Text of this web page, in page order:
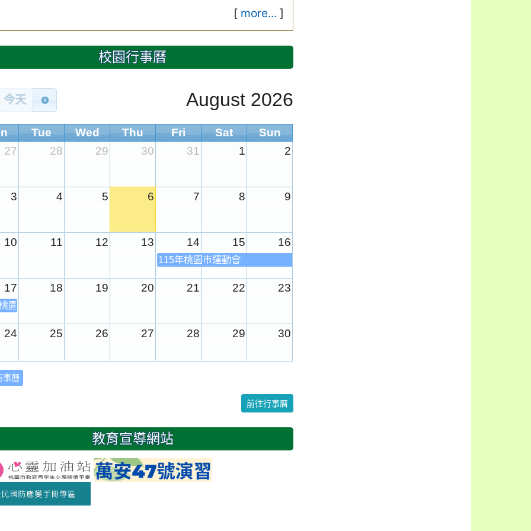
[ more... ]
校園行事曆
今天 August 2026
Tue Wed Thu Fri Sat
Sun
27
28 29 30 31 1 2
3 4 5 6 7 8 9
10 11 12 13 14 15 16
115年桃園市運動會
17 18 19 20 21 22 23
園市運動會
24 25 26 27 28 29 30
31
事曆
前往行事曆
教育宣導網站